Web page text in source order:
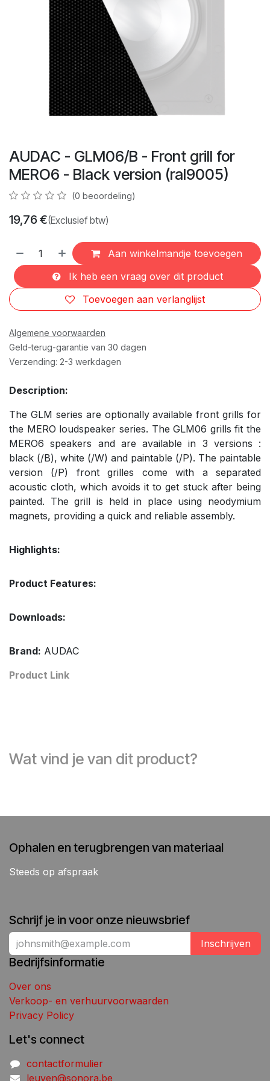
AUDAC - GLM06/B - Front grill for
MERO6 - Black version (ral9005)
(0 beoordeling)
19,76 €(Exclusief btw)
Aan winkelmandje toevoegen
Ik heb een vraag over dit product
Toevoegen aan verlanglijst
Algemene voorwaarden
Geld-terug-garantie van 30 dagen
Verzending: 2-3 werkdagen
Description:
The GLM series are optionally available front grills for
the MERO loudspeaker series. The GLM06 grills fit the
MERO6 speakers and are available in 3 versions :
black (/B), white (/W) and paintable (/P). The paintable
version (/P) front grilles come with a separated
acoustic cloth, which avoids it to get stuck after being
painted. The grill is held in place using neodymium
magnets, providing a quick and reliable assembly.
Highlights:
Product Features:
Downloads:
Brand: AUDAC
Product Link
Wat vind je van dit product?
Ophalen en terugbrengen van materiaal
Steeds op afspraak
Schrijf je in voor onze nieuwsbrief
Inschrijven
Bedrijfsinformatie
Over ons
Verkoop- en verhuurvoorwaarden
Privacy Policy
Let's connect
contactformulier
leuven@sonora.be